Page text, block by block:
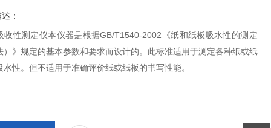
：
收性测定仪本仪器是根据GB/T1540-2002《纸和纸板吸水性的测定
）》规定的基本参数和要求而设计的。此标准适用于测定各种纸或纸
水性。但不适用于准确评价纸或纸板的书写性能。